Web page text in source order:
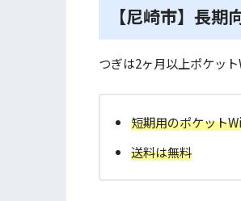
【尼崎市】長
つぎは2ヶ月以上ポケッ
短期用のポケット
送料は無料